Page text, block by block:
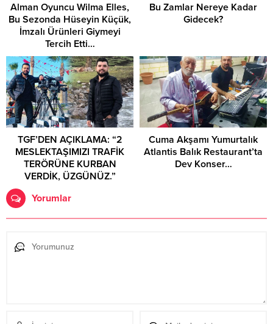
Alman Oyuncu Wilma Elles,
Bu Sezonda Hüseyin Küçük,
İmzalı Ürünleri Giymeyi
Tercih Etti…
Bu Zamlar Nereye Kadar
Gidecek?
TGF’DEN AÇIKLAMA: “2
MESLEKTAŞIMIZI TRAFİK
TERÖRÜNE KURBAN
VERDİK, ÜZGÜNÜZ.”
Cuma Akşamı Yumurtalık
Atlantis Balık Restaurant’ta
Dev Konser…
Yorumlar